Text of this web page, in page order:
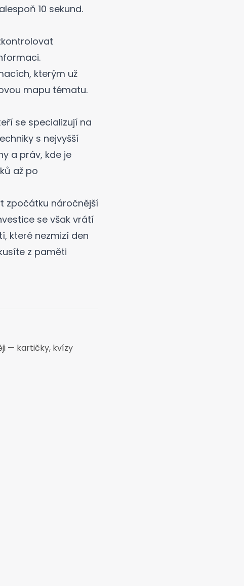
10 sekund.
kterým už
mapu tématu.
se specializují na
s nejvyšší
a práv, kde je
až po
zpočátku náročnější
se však vrátí
které nezmizí den
z paměti
— kartičky, kvízy